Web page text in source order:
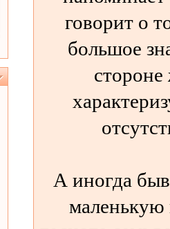
говорит о
большое
А иногда
маленькую